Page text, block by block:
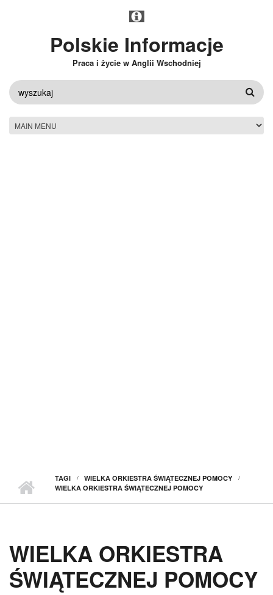
Polskie Informacje
Praca i życie w Anglii Wschodniej
FORMULARZ
WYSZUKIWANIA
TAGI
WIELKA ORKIESTRA ŚWIĄTECZNEJ POMOCY
WIELKA ORKIESTRA ŚWIĄTECZNEJ POMOCY
WIELKA ORKIESTRA
ŚWIĄTECZNEJ POMOCY